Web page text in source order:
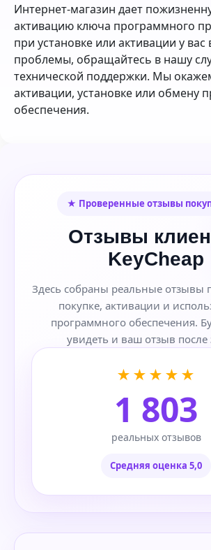
Интернет-магазин дает
активацию ключа программного
при установке или активации у вас
проблемы, обращайтесь в нашу
технической поддержки. Мы
активации, установке или обмену
обеспечения.
★ Проверенные отзывы
Отзывы
KeyCheap
Здесь собраны реальные отзывы
покупке, активации и
программного обеспечения.
увидеть и ваш отзыв после
★★★★★
1 803
реальных отзывов
Средняя оценка 5,0